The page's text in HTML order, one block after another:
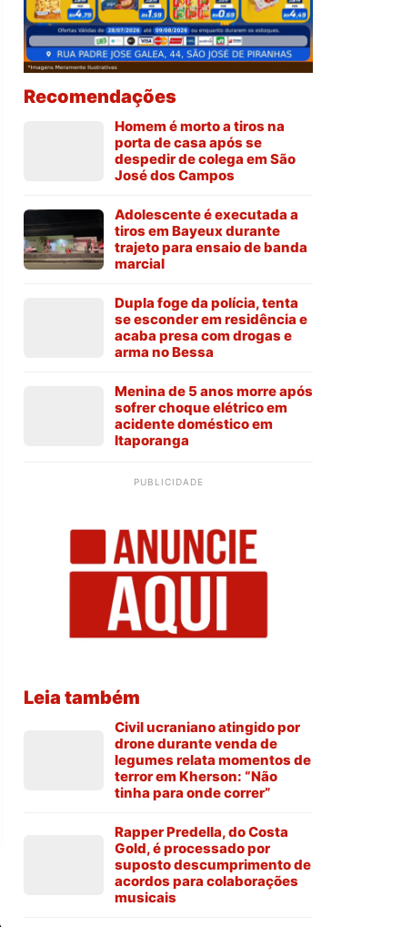
Recomendações
Homem é morto a tiros na
porta de casa após se
despedir de colega em São
José dos Campos
Adolescente é executada a
tiros em Bayeux durante
trajeto para ensaio de banda
marcial
Dupla foge da polícia, tenta
se esconder em residência e
acaba presa com drogas e
arma no Bessa
Menina de 5 anos morre após
sofrer choque elétrico em
acidente doméstico em
Itaporanga
PUBLICIDADE
Leia também
Civil ucraniano atingido por
drone durante venda de
legumes relata momentos de
terror em Kherson: “Não
tinha para onde correr”
Rapper Predella, do Costa
Gold, é processado por
suposto descumprimento de
acordos para colaborações
musicais